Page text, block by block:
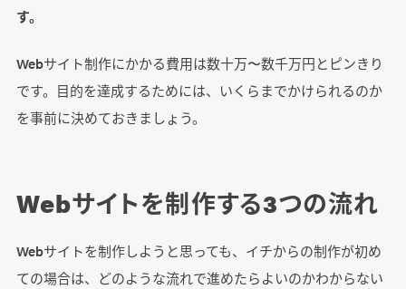
す。
Webサイト制作にかかる費用は数十万〜数千万円とピンきり
です。目的を達成するためには、いくらまでかけられるのか
を事前に決めておきましょう。
Webサイトを制作する3つの流れ
Webサイトを制作しようと思っても、イチからの制作が初め
ての場合は、どのような流れで進めたらよいのかわからない